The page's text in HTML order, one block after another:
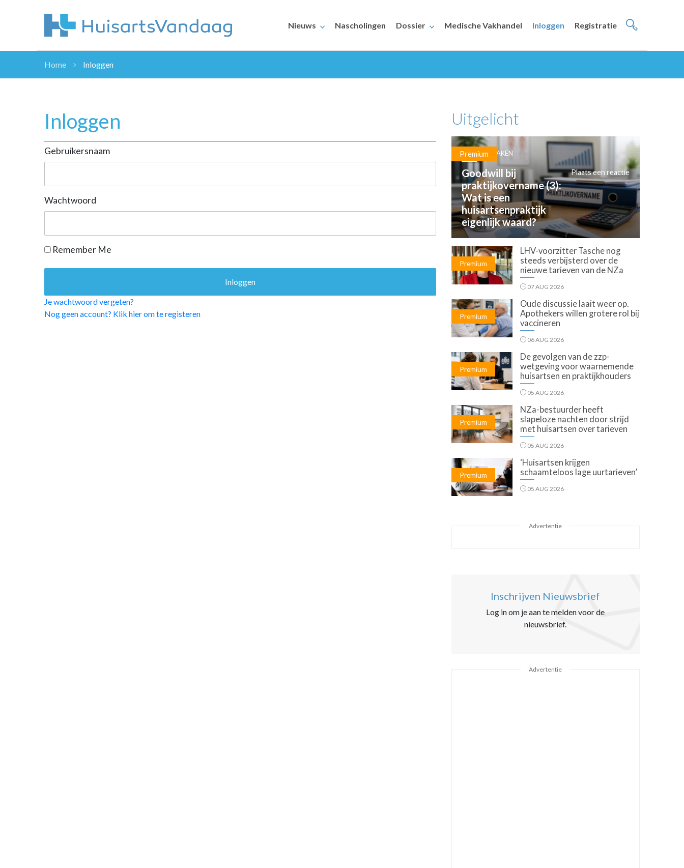
Nieuws Nascholingen Dossier Medische Vakhandel Inloggen Registratie
ZORGVERZEKERAARS
DOSSIER
NHG
PRAKTIJKZAKEN
VPHUISARTSEN
MEDISCHE VAKHANDEL
Home Inloggen
Inloggen
Gebruikersnaam
Wachtwoord
Remember Me
Je wachtwoord vergeten?
Nog geen account? Klik hier om te registeren
Uitgelicht
Premium
PRAKTIJKZAKEN
Goodwill bij
praktijkovername (3):
Wat is een
huisartsenpraktijk
eigenlijk waard?
Plaats een reactie
Premium
LHV-voorzitter Tasche nog
steeds verbijsterd over de
nieuwe tarieven van de NZa
07 AUG 2026
Premium
Oude discussie laait weer op.
Apothekers willen grotere rol bij
vaccineren
06 AUG 2026
Premium
De gevolgen van de zzp-
wetgeving voor waarnemende
huisartsen en praktijkhouders
05 AUG 2026
Premium
NZa-bestuurder heeft
slapeloze nachten door strijd
met huisartsen over tarieven
05 AUG 2026
Premium
‘Huisartsen krijgen
schaamteloos lage uurtarieven’
05 AUG 2026
Advertentie
Inschrijven Nieuwsbrief
Log in om je aan te melden voor de
nieuwsbrief.
Advertentie